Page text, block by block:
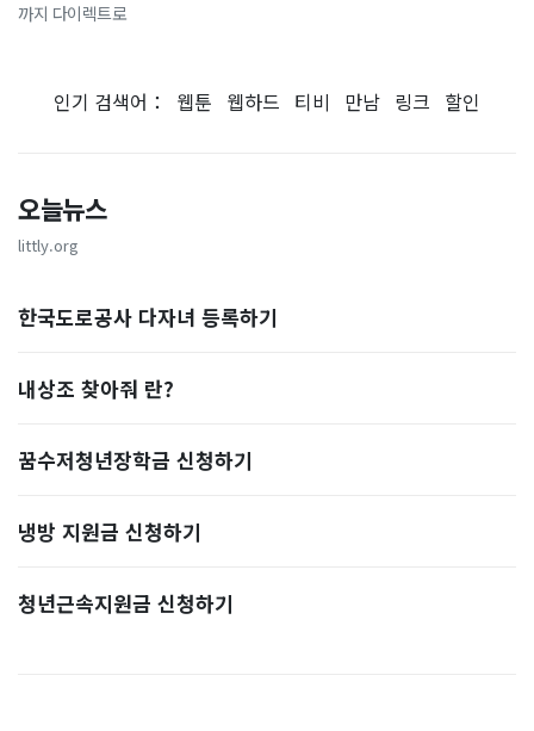
까지 다이렉트로
인기 검색어： 웹툰 웹하드 티비 만남 링크 할인
오늘뉴스
littly.org
한국도로공사 다자녀 등록하기
내상조 찾아줘 란?
꿈수저청년장학금 신청하기
냉방 지원금 신청하기
청년근속지원금 신청하기